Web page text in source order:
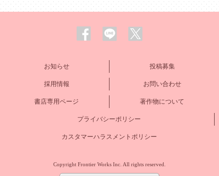
お知らせ 投稿募集
採用情報 お問い合わせ
書店専用ページ 著作物について
プライバシーポリシー
カスタマーハラスメントポリシー
Copyright Frontier Works Inc. All rights reserved.